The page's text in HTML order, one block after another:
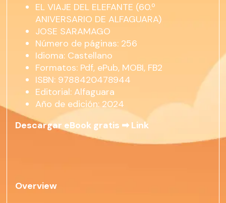
EL VIAJE DEL ELEFANTE (60.º
ANIVERSARIO DE ALFAGUARA)
JOSE SARAMAGO
Número de páginas: 256
Idioma: Castellano
Formatos: Pdf, ePub, MOBI, FB2
ISBN: 9788420478944
Editorial: Alfaguara
Año de edición: 2024
Descargar eBook gratis ➡ Link
Overview